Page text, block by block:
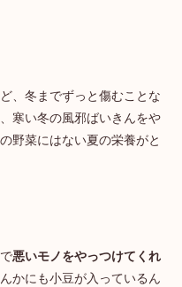
、冬までずっと傷むことな
寒い冬の風邪ばいきんをや
野菜にはない夏の栄養がと
悪いモノをやっつけてくれ
かにも小豆が入っているん